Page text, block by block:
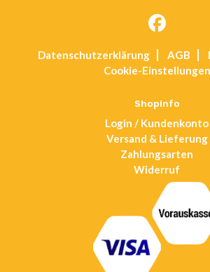
a
tab
Datenschutz­erklärung AGB
Cookie-Einstellungen
Shopinfo
Login / Kundenkonto
Versand & Lieferung
Zahlungsarten
Widerruf